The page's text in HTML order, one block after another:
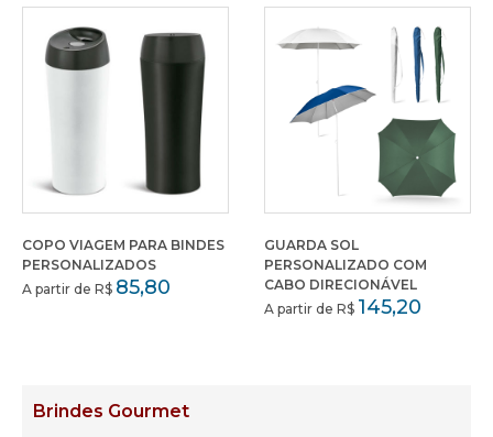
Brindes Gourmet
COPO VIAGEM PARA BINDES
PERSONALIZADOS
A partir de R$ 85,80
GUARDA SOL
PERSONALIZADO COM
CABO DIRECIONÁVEL
A partir de R$ 145,20